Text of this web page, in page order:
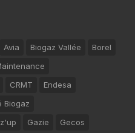
Avia Biogaz Vallée
Borel
CRMT
Endesa
Biogaz
Gazie Gecos